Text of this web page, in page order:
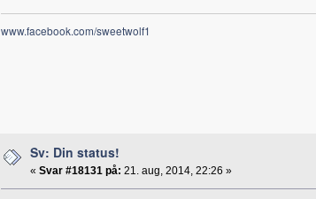
www.facebook.com/sweetwolf1
Sv: Din status!
« Svar #18131 på: 21. aug, 2014, 22:26 »